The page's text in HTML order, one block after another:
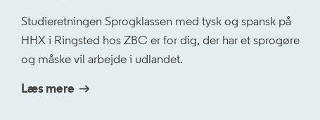
Studieretningen Sprogklassen med tysk og spansk på
HHX i Ringsted hos ZBC er for dig, der har et sprogøre
og måske vil arbejde i udlandet.
Læs mere